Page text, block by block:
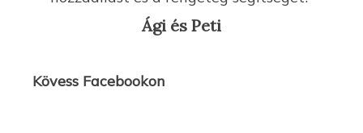
Ági és Peti
Kövess Facebookon